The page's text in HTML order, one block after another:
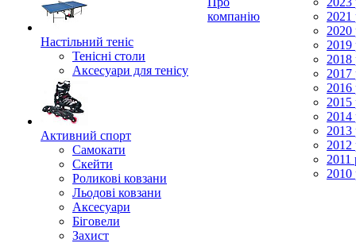
Настільний теніс
Тенісні столи
Аксесуари для тенісу
Активний спорт
Самокати
Скейти
Роликові ковзани
Льодові ковзани
Аксесуари
Біговели
Захист
компанію
2021
2020
2019
2018
2017
2016
2015
2014
2013
2012
2011
2010